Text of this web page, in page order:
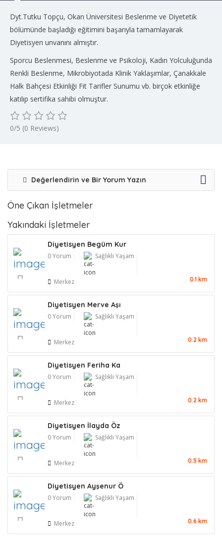
Dyt.Tutku Topçu, Okan Üniversitesi Beslenme ve Diyetetik
bölümünde başladığı eğitimini başarıyla tamamlayarak
Diyetisyen unvanını almıştır.
Sporcu Beslenmesi, Beslenme ve Psikoloji, Kadın Yolculuğunda
Renkli Beslenme, Mikrobiyotada Klinik Yaklaşımlar, Çanakkale
Halk Bahçesi Etkinliği Fit Tarifler Sunumu vb. birçok etkinliğe
katılıp sertifika sahibi olmuştur.
0/5 (0 Reviews)
Değerlendirin ve Bir Yorum Yazın
Öne Çıkan İşletmeler
Yakındaki İşletmeler
Diyetisyen Begüm Kur
0 Yorum Sağlıklı Yaşam
Merkez 0.1 km
Diyetisyen Merve Aşı
0 Yorum Sağlıklı Yaşam
Merkez 0.2 km
Diyetisyen Feriha Ka
0 Yorum Sağlıklı Yaşam
Merkez 0.2 km
Diyetisyen İlayda Öz
0 Yorum Sağlıklı Yaşam
Merkez 0.5 km
Diyetisyen Ayşenur Ö
0 Yorum Sağlıklı Yaşam
Merkez 0.6 km